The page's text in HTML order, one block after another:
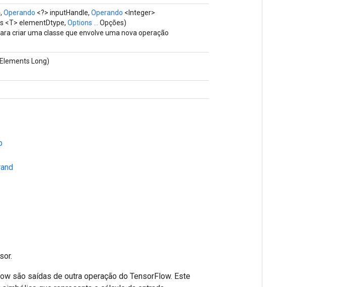
Operando <?> inputHandle, Operando <Integer>
<T> elementDtype, Options ...
Opções)
criar uma classe que envolve uma nova operação
Long)
são saídas de outra operação do TensorFlow. Este